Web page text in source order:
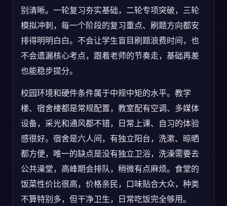
别清晰。一轮复习夯实基础，二轮专项突破，三轮
模拟冲刺，每一个阶段的复习重点、刷题方向都安
排得明明白白。不会让学生盲目刷题浪费时间，也
不会遗漏核心考点，跟着老师的节奏走，基础再差
也能稳步提分。
校园环境和硬件条件属于中规中矩的水平。教学
楼、宿舍楼都是常规配置，教室配有空调、多媒体
设备，采光和通风都不错，日常上课、自习的体验
感很好。宿舍是六人间，有独立阳台，洗漱、晾晒
都方便，唯一的缺点是没有独立卫浴，洗澡需要去
公共澡堂，高峰期会排队，稍微有点麻烦。食堂的
饭菜性价比很高，价格亲民，口味贴合大众，种类
不算特别多，但干净卫生，日常吃饭完全够用。